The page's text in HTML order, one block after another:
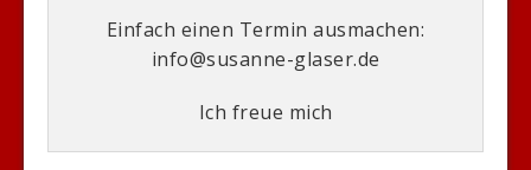
Einfach einen Termin ausmachen:
info@susanne-glaser.de
Ich freue mich